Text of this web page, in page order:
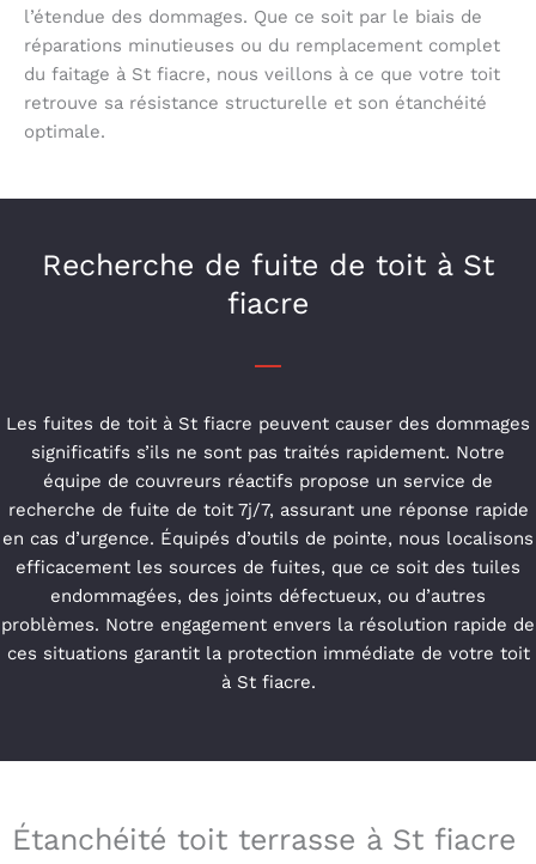
l’étendue des dommages. Que ce soit par le biais de
réparations minutieuses ou du remplacement complet
du faitage à St fiacre, nous veillons à ce que votre toit
retrouve sa résistance structurelle et son étanchéité
optimale.
Recherche de fuite de toit à St
fiacre
Les fuites de toit à St fiacre peuvent causer des dommages
significatifs s’ils ne sont pas traités rapidement. Notre
équipe de couvreurs réactifs propose un service de
recherche de fuite de toit 7j/7, assurant une réponse rapide
en cas d’urgence. Équipés d’outils de pointe, nous localisons
efficacement les sources de fuites, que ce soit des tuiles
endommagées, des joints défectueux, ou d’autres
problèmes. Notre engagement envers la résolution rapide de
ces situations garantit la protection immédiate de votre toit
à St fiacre.
Étanchéité toit terrasse à St fiacre